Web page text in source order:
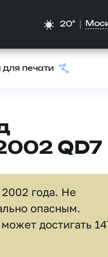
20°
для печати
QD7
года. Не
опасным.
достигать